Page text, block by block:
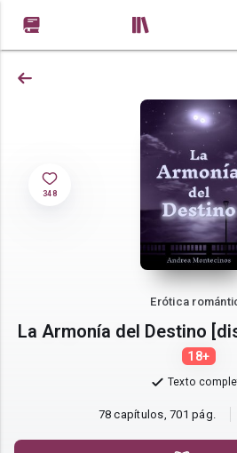
348
Erótica
La Armonía del Destino
18+
Texto
78 capítulos, 701 pág.